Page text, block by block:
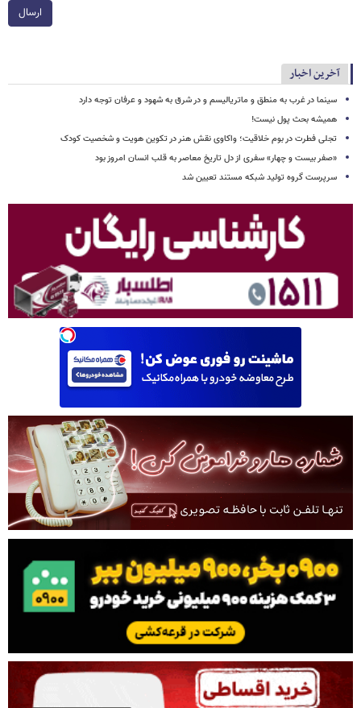
ارسال
آخرین اخبار
سینما در غرب به منطق و ماتریالیسم و در شرق به شهود و عرفان توجه دارد
همیشه بحث پول نیست!
تجلی فطرت در بوم خلاقیت؛ واکاوی نقش هنر در تکوین هویت و شخصیت کودک
«صفر بیست و چهار» سفری از دل تاریخ معاصر به قلب انسان امروز بود
سرپرست گروه تولید شبکه مستند تعیین شد